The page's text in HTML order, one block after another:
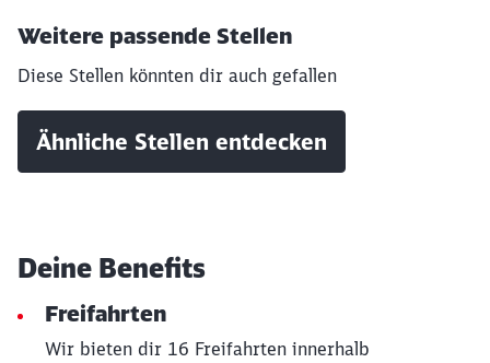
Weitere passende Stellen
Diese Stellen könnten dir auch gefallen
Ähnliche Stellen entdecken
Deine Benefits
Freifahrten
Wir bieten dir 16 Freifahrten innerhalb